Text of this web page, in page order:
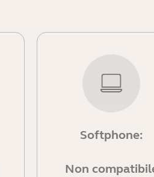
Softphone:
Non